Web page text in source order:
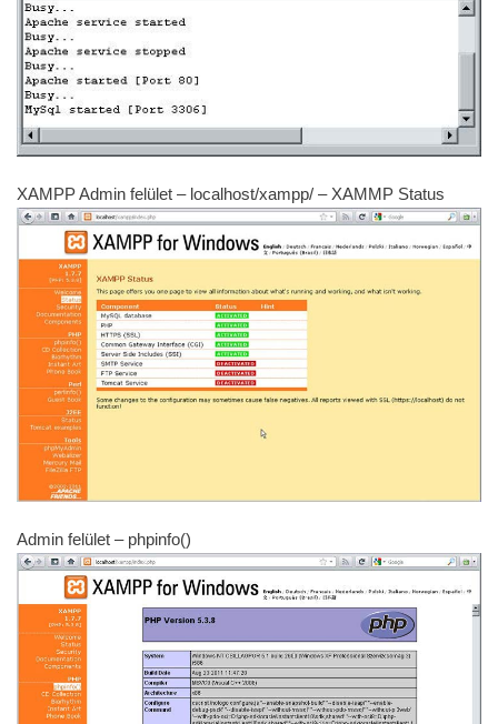
XAMPP Admin felület – localhost/xampp/ – XAMMP Status
Admin felület – phpinfo()